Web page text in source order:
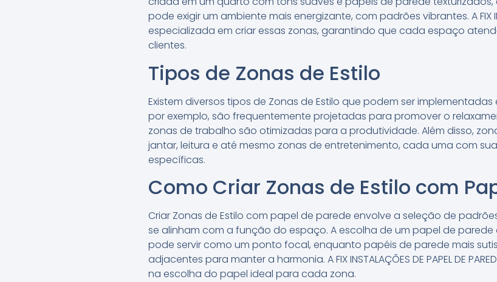
pode exigir um ambiente mais energizante, com padrões vibrantes. A FIX
especializada em criar essas zonas, garantindo que cada espaço
clientes.
Tipos de Zonas de Estilo
Existem diversos tipos de Zonas de Estilo que podem ser
por exemplo, são frequentemente projetadas para promover o
zonas de trabalho são otimizadas para a produtividade. Além disso,
jantar, leitura e até mesmo zonas de entretenimento, cada uma com
específicas.
Como Criar Zonas de Estilo com
Criar Zonas de Estilo com papel de parede envolve a seleção de
se alinham com a função do espaço. A escolha de um papel de
pode servir como um ponto focal, enquanto papéis de parede mais
adjacentes para manter a harmonia. A FIX INSTALAÇÕES DE PAPEL DE
na escolha do papel ideal para cada zona.